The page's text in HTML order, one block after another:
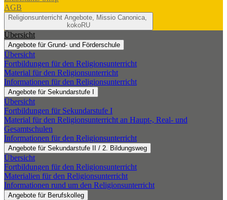
AGB
Religionsunterricht Angebote, Missio Canonica,
kokoRU
Übersicht
Angebote für Grund- und Förderschule
Übersicht
Fortbildungen für den Religionsunterricht
Material für den Religionsunterricht
Informationen für den Religionsunterricht
Angebote für Sekundarstufe I
Übersicht
Fortbildungen für Sekundarstufe I
Material für den Religionsunterricht an Haupt-, Real- und
Gesamtschulen
Informationen für den Religionsunterricht
Angebote für Sekundarstufe II / 2. Bildungsweg
Übersicht
Fortbildungen für den Religionsunterricht
Materialien für den Religionsunterricht
Informationen rund um den Religionsunterricht
Angebote für Berufskolleg